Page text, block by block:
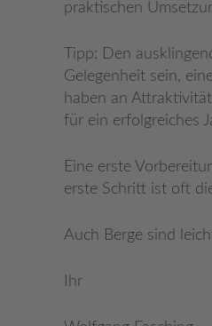
praktischen
Tipp: Den
Gelegenheit sein,
haben an
für ein erfolgreiches
Eine erste
erste Schritt ist oft
Auch Berge sind
Ihr